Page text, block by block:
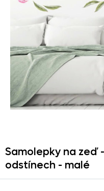
Samolepky na zeď
odstínech - malé